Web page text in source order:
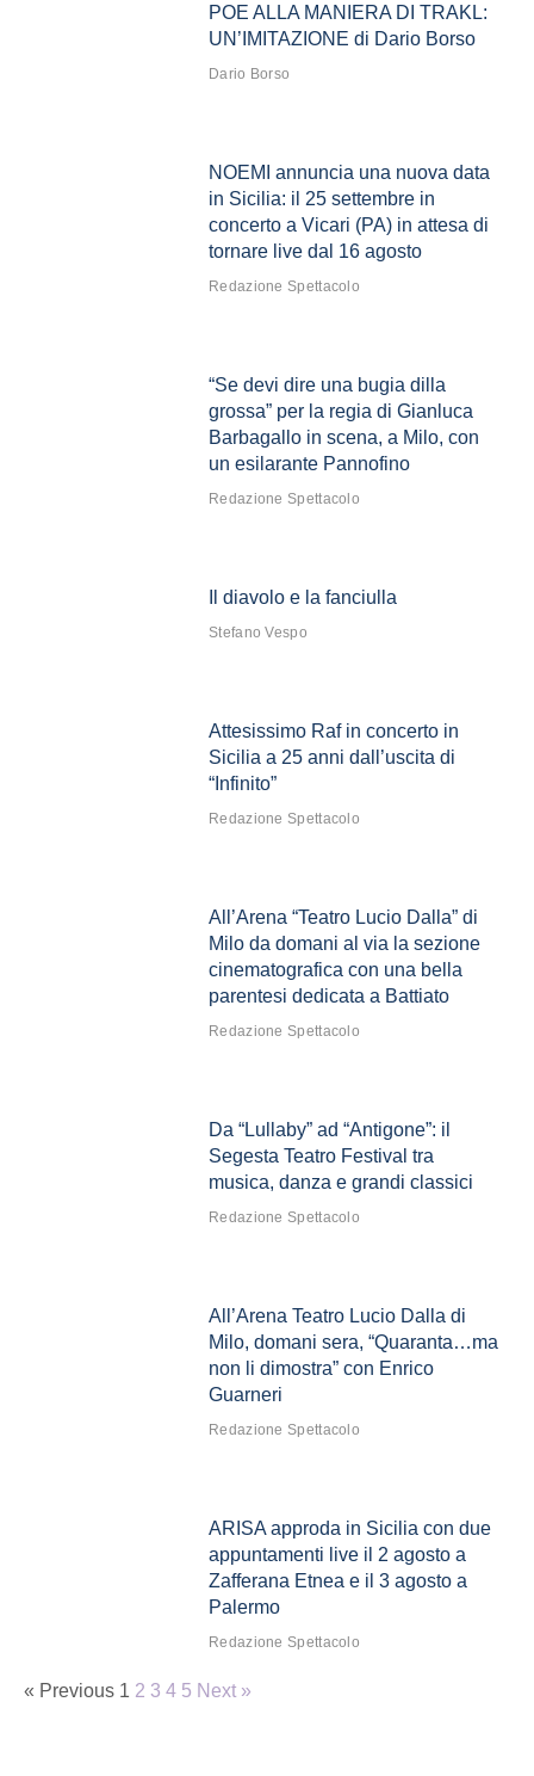
POE ALLA MANIERA DI TRAKL:
UN’IMITAZIONE di Dario Borso
Dario Borso
NOEMI annuncia una nuova data
in Sicilia: il 25 settembre in
concerto a Vicari (PA) in attesa di
tornare live dal 16 agosto
Redazione Spettacolo
“Se devi dire una bugia dilla
grossa” per la regia di Gianluca
Barbagallo in scena, a Milo, con
un esilarante Pannofino
Redazione Spettacolo
Il diavolo e la fanciulla
Stefano Vespo
Attesissimo Raf in concerto in
Sicilia a 25 anni dall’uscita di
“Infinito”
Redazione Spettacolo
All’Arena “Teatro Lucio Dalla” di
Milo da domani al via la sezione
cinematografica con una bella
parentesi dedicata a Battiato
Redazione Spettacolo
Da “Lullaby” ad “Antigone”: il
Segesta Teatro Festival tra
musica, danza e grandi classici
Redazione Spettacolo
All’Arena Teatro Lucio Dalla di
Milo, domani sera, “Quaranta…ma
non li dimostra” con Enrico
Guarneri
Redazione Spettacolo
ARISA approda in Sicilia con due
appuntamenti live il 2 agosto a
Zafferana Etnea e il 3 agosto a
Palermo
Redazione Spettacolo
« Previous 1 2 3 4 5 Next »